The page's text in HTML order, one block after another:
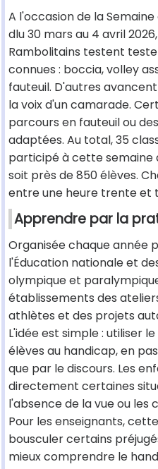
A l'occasion de la
dlu 30 mars au 4 avril
Rambolitains testent
connues : boccia, volley
fauteuil. D'autres
la voix d'un camarade.
parcours en fauteuil ou
adaptées. Au total, 35
participé à cette semaine
soit près de 850 élèves.
entre une heure trente et
Apprendre par la
Organisée chaque année
l'Éducation nationale et
olympique et
établissements des
athlètes et des projets
L'idée est simple : utiliser
élèves au handicap, en
que par le discours. Les
directement certaines
l'absence de la vue ou les
Pour les enseignants,
bousculer certains
mieux comprendre le